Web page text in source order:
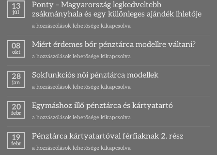
13
júl
Ponty – Magyarország legkedveltebb
zsákmányhala és egy különleges ajándék ihletője
Ponty
Magyarország
zsákmányhala
egy
különleges
bejegyzéshez
a hozzászólások lehetősége kikapcsolva
08
okt
Miért érdemes bőr pénztárca modellre váltani?
Miért
bőr
modellre
bejegyzéshez
a hozzászólások lehetősége kikapcsolva
28
jan
Sokfunkciós női pénztárca modellek
Sokfunkciós
pénztárca
modellek
bejegyzéshez
a hozzászólások lehetősége kikapcsolva
20
febr
Egymáshoz illő pénztárca és kártyatartó
Egymáshoz
pénztárca
kártyatartó
a hozzászólások lehetősége kikapcsolva
19
febr
Pénztárca kártyatartóval férfiaknak 2. rész
Pénztárca
a hozzászólások lehetősége kikapcsolva